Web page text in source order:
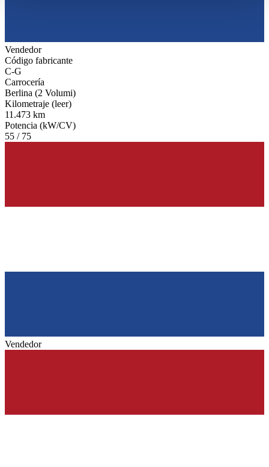
Vendedor
Código fabricante
C-G
Carrocería
Berlina (2 Volumi)
Kilometraje (leer)
11.473 km
Potencia (kW/CV)
55 / 75
Vendedor